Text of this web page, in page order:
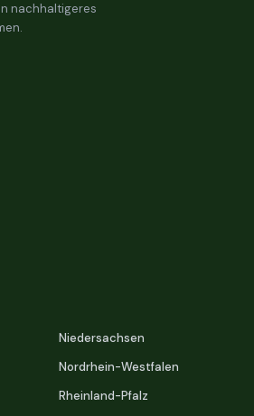
nachhaltigeres
Niedersachsen
Nordrhein-Westfalen
Rheinland-Pfalz